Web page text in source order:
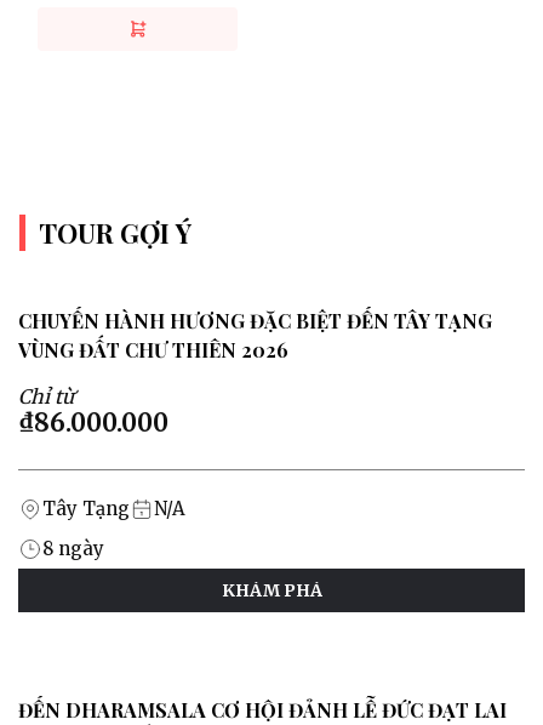
TOUR GỢI Ý
CHUYẾN HÀNH HƯƠNG ĐẶC BIỆT ĐẾN TÂY TẠNG
VÙNG ĐẤT CHƯ THIÊN 2026
Chỉ từ
₫86.000.000
Tây Tạng
8 ngày
N/A
KHÁM PHÁ
ĐẾN DHARAMSALA CƠ HỘI ĐẢNH LỄ ĐỨC ĐẠT LAI